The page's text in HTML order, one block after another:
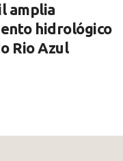
amplia
hidrológico
Rio Azul